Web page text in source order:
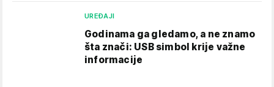
UREĐAJI
Godinama ga gledamo, a ne znamo
šta znači: USB simbol krije važne
informacije